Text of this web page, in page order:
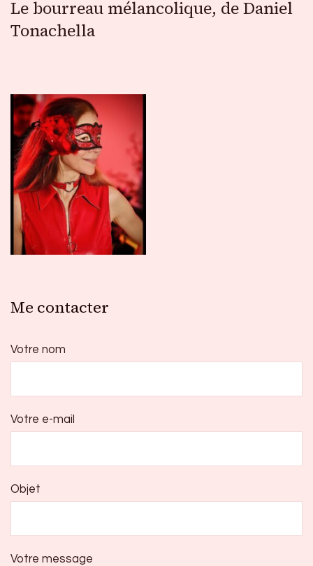
Le bourreau mélancolique, de Daniel
Tonachella
Me contacter
Votre nom
Votre e-mail
Objet
Votre message